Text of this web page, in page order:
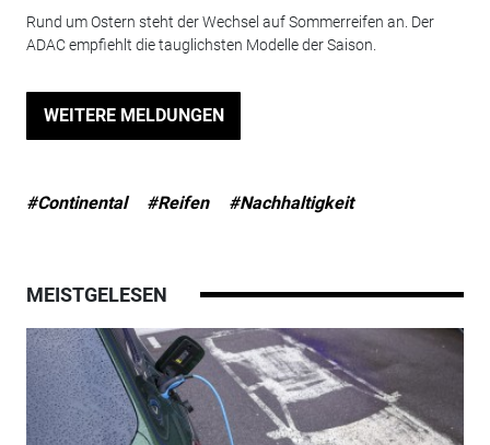
Rund um Ostern steht der Wechsel auf Sommerreifen an. Der
ADAC empfiehlt die tauglichsten Modelle der Saison.
WEITERE MELDUNGEN
#Continental #Reifen #Nachhaltigkeit
MEISTGELESEN